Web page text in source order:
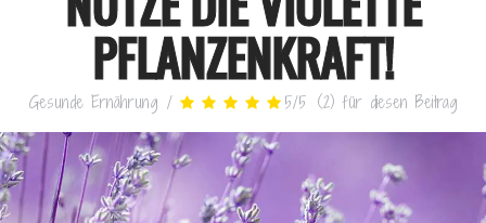
PFLANZENKRAFT!
Gesunde Ernährung / 5/5 (2) für diesen Beitrag